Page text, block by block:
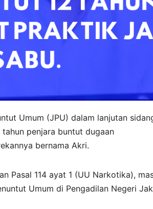
Umum (JPU) dalam lanjutan
penjara buntut dugaan
bernama Akri.
Pasal 114 ayat 1 (UU Narkotika),
Umum di Pengadilan Negeri